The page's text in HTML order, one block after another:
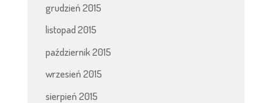
grudzień 2015
listopad 2015
październik 2015
wrzesień 2015
sierpień 2015